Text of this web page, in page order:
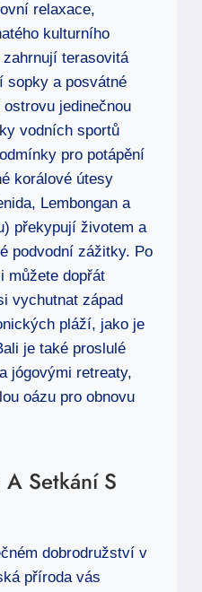
relaxace,
kulturního
terasovitá
sopky a posvátné
jedinečnou
vodních sportů
pro potápění
korálové útesy
Lembongan a
překypují životem a
podvodní zážitky. Po
můžete dopřát
vychutnat západ
pláží, jako je
je také proslulé
jógovými retreaty,
oázu pro obnovu
Setkání S
dobrodružství v
příroda vás